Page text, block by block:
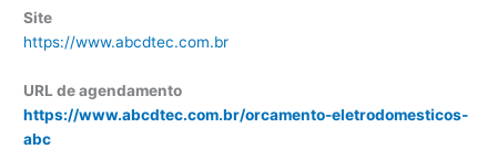
Site
https://www.abcdtec.com.br
URL de agendamento
https://www.abcdtec.com.br/orcamento-eletrodomesticos-
abc